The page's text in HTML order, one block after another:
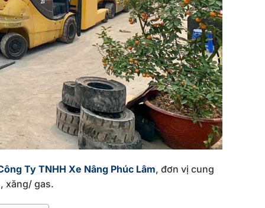
Ty TNHH Xe Nâng Phúc Lâm, đơn vị cung
xăng/ gas.